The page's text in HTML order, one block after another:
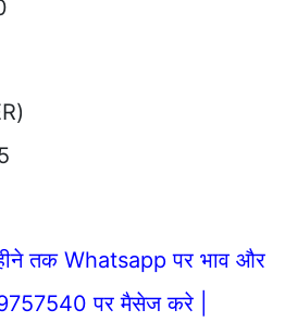
तक Whatsapp पर भाव और
पर मैसेज करे |